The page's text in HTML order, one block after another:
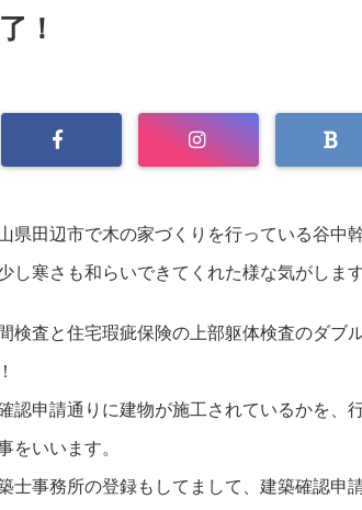
！
県田辺市で木の家づくりを行っている谷中
し寒さも和らいできてくれた様な気がします
検査と住宅瑕疵保険の上部躯体検査のダブ
認申請通りに建物が施工されているかを、
をいいます。
士事務所の登録もしてまして、建築確認申